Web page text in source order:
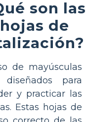
son las
hojas de
de mayúsculas
para
y practicar las
Estas hojas de